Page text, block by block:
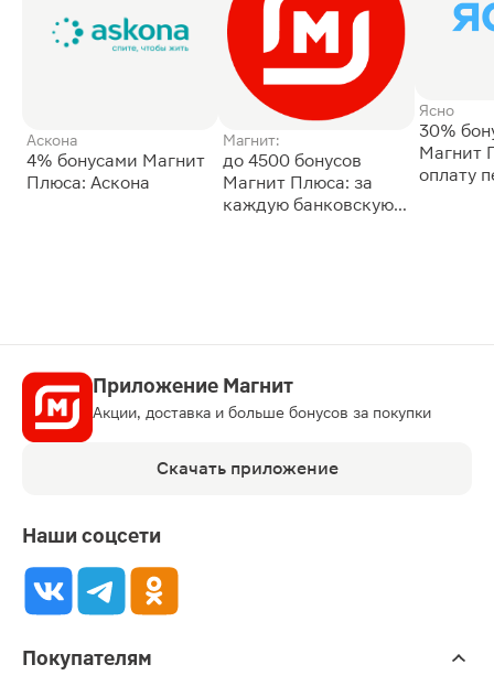
Аскона
4% бонусами Магнит
Плюса: Аскона
Магнит:
до 4500 бонусов
Магнит Плюса: за
каждую банковскую
Ясно
30%
Магнит
оплату
Приложение Магнит
Акции, доставка и больше бонусов за покупки
Скачать приложение
Наши соцсети
Покупателям